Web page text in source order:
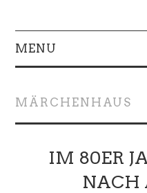
MENU
MÄRCHENHAUS
IM 80ER
NACH